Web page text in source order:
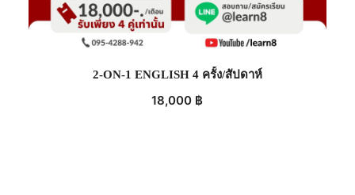
2-ON-1 ENGLISH 4 ครั้ง/สัปดาห์
18,000 ฿